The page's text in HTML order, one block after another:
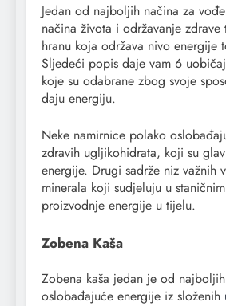
Jedan od najboljih načina za
načina života i održavanje zdrave
hranu koja održava nivo energije
Sljedeći popis daje vam 6
koje su odabrane zbog svoje
daju energiju.
Neke namirnice polako
zdravih ugljikohidrata, koji su
energije. Drugi sadrže niz važnih
minerala koji sudjeluju u
proizvodnje energije u tijelu.
Zobena Kaša
Zobena kaša jedan je od
oslobađajuće energije iz složenih